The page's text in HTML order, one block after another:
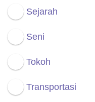
Sejarah
Seni
Tokoh
Transportasi